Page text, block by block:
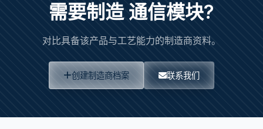
需要制造 通信模块?
对比具备该产品与工艺能力的制造商资料。
创建制造商档案 联系我们